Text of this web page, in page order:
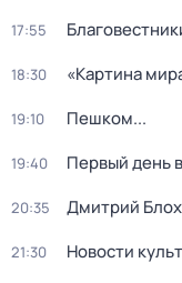
17:55
18:30 «Картина
19:10 Пешком...
19:40 Первый день
20:35 Дмитрий
21:30 Новости